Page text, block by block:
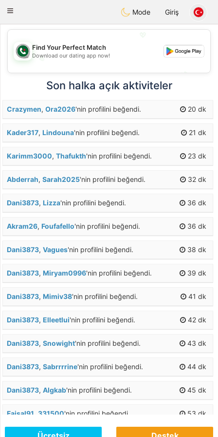
Weshrak
Toggle
Mode Giriş
💖
💕
💕
Find Your Perfect Match
Download our dating app now!
Son halka açık aktiviteler
20 dk
Crazymen, Ora2026'nin profilini beğendi.
21 dk
Kader317, Lindouna'nin profilini beğendi.
23 dk
Karimm3000, Thafukth'nin profilini beğendi.
32 dk
Abderrah, Sarah2025'nin profilini beğendi.
36 dk
Dani3873, Lizza'nin profilini beğendi.
36 dk
Akram26, Foufafello'nin profilini beğendi.
38 dk
Dani3873, Vagues'nin profilini beğendi.
39 dk
Dani3873, Miryam0996'nin profilini beğendi.
41 dk
Dani3873, Mimiv38'nin profilini beğendi.
42 dk
Dani3873, Elleetlui'nin profilini beğendi.
43 dk
Dani3873, Snowight'nin profilini beğendi.
44 dk
Dani3873, Sabrrrrine'nin profilini beğendi.
45 dk
Dani3873, Algkab'nin profilini beğendi.
53 dk
Faisal91 331500'nin profilini beğendi.